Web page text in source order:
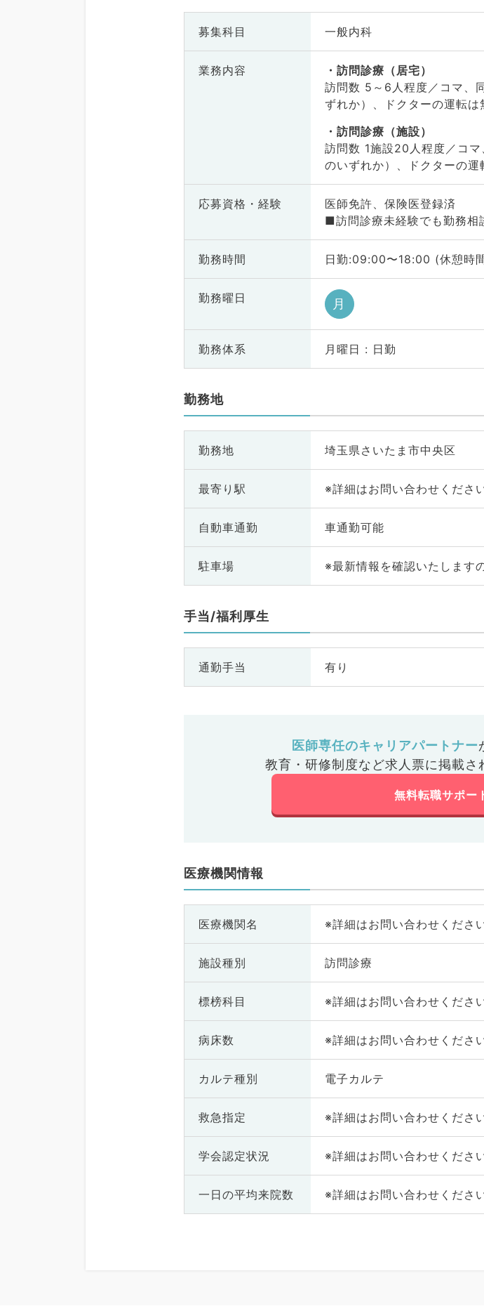
募集科目 一般内科
業務内容
訪問診療（居宅）
訪問数 5～6人程度／コマ、
ずれか）、ドクターの運転
訪問診療（施設）
訪問数 1施設20人程度／コ
のいずれか）、ドクターの
応募資格・ 経験
医師免許、保険医登録済
■訪問診療未経験でも勤務相
勤務時間 日勤:09:00〜18:00 (休憩時
勤務曜日 月
勤務体系 月曜日 : 日勤
勤務地
勤務地 埼玉県さいたま市中央区
最寄り駅 ※詳細はお問い合わせくださ
自動車通勤 車通勤可能
駐車場 ※最新情報を確認いたします
手当/福利厚生
通勤手当 有り
医師専任のキャリアパートナー
教育・研修制度など求人票に掲載さ
無料転職サポー
医療機関情報
医療機関名 ※詳細はお問い合わせくださ
施設種別 訪問診療
標榜科目 ※詳細はお問い合わせくださ
病床数 ※詳細はお問い合わせくださ
カルテ種別 電子カルテ
救急指定 ※詳細はお問い合わせくださ
学会認定状況 ※詳細はお問い合わせくださ
一日の平均来院数 ※詳細はお問い合わせくださ